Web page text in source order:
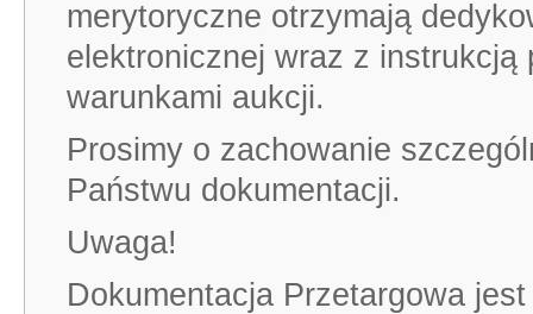
merytoryczne otrzymają
elektronicznej wraz z instrukcją
warunkami aukcji.
Prosimy o zachowanie
Państwu dokumentacji.
Uwaga!
Dokumentacja Przetargowa